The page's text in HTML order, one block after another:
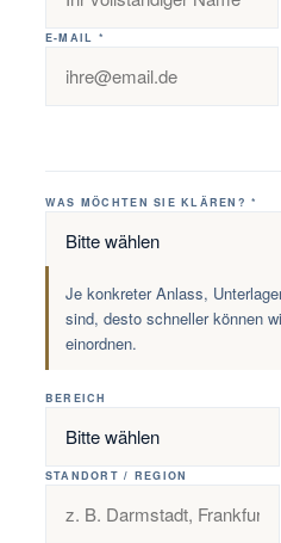
E-MAIL *
WAS MÖCHTEN SIE KLÄREN? *
Je konkreter Anlass,
sind, desto schneller können
einordnen.
BEREICH
STANDORT / REGION